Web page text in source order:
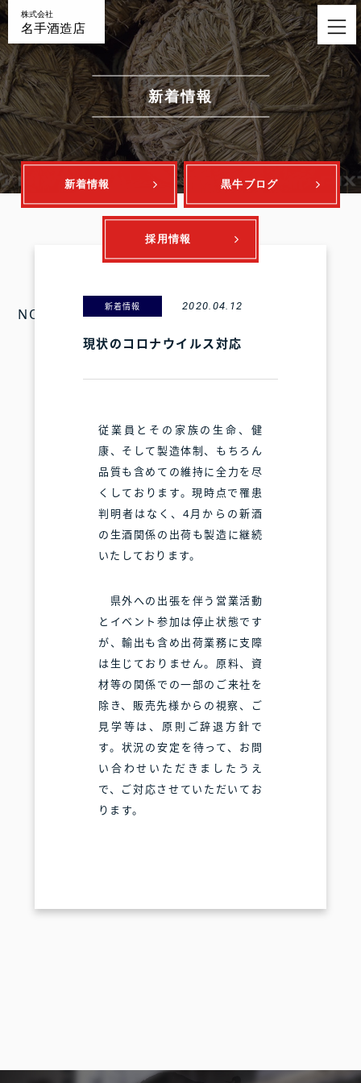
nav
新着情報
新着情報 黒牛ブログ
採用情報
NO IMAGE 新着情報 2020.04.12
現状のコロナウイルス対応
従業員とその家族の生命、健
康、そして製造体制、もちろん
品質も含めての維持に全力を尽
くしております。現時点で罹患
判明者はなく、4月からの新酒
の生酒関係の出荷も製造に継続
いたしております。
県外への出張を伴う営業活動
とイベント参加は停止状態です
が、輸出も含め出荷業務に支障
は生じておりません。原料、資
材等の関係での一部のご来社を
除き、販売先様からの視察、ご
見学等は、原則ご辞退方針で
す。状況の安定を待って、お問
い合わせいただきましたうえ
で、ご対応させていただいてお
ります。